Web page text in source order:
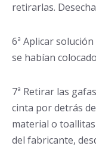
retirarlas.
6ª Aplicar
se habían
7ª Retirar las
cinta por detrás
material o
del fabricante,